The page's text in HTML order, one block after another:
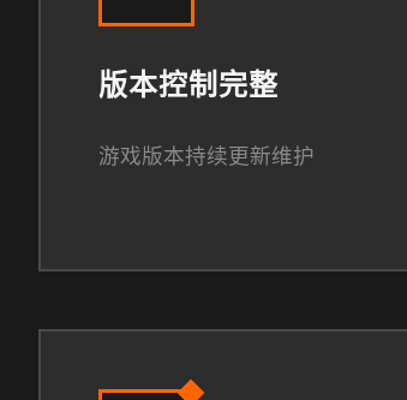
版本控制完整
游戏版本持续更新维护